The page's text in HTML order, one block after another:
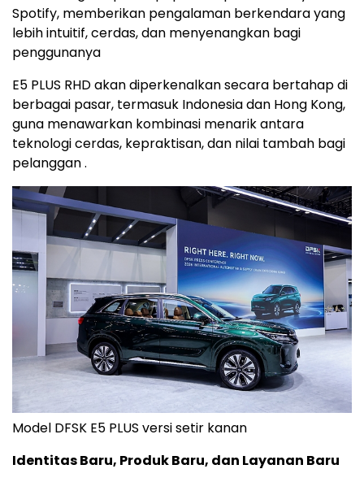
Spotify, memberikan pengalaman berkendara yang
lebih intuitif, cerdas, dan menyenangkan bagi
penggunanya
E5 PLUS RHD akan diperkenalkan secara bertahap di
berbagai pasar, termasuk Indonesia dan Hong Kong,
guna menawarkan kombinasi menarik antara
teknologi cerdas, kepraktisan, dan nilai tambah bagi
pelanggan .
Model DFSK E5 PLUS versi setir kanan
Identitas Baru, Produk Baru, dan Layanan Baru